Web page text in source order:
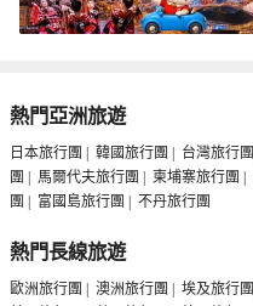
熱門亞洲旅遊
日本旅行團 | 韓國旅行團 | 台灣旅行團
團 | 馬爾代夫旅行團 | 柬埔寨旅行團 |
團 | 富國島旅行團 | 不丹旅行團
熱門長線旅遊
歐洲旅行團 | 澳洲旅行團 | 埃及旅行團